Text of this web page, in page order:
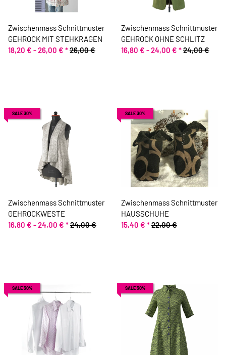
Zwischenmass Schnittmuster
GEHROCK MIT STEHKRAGEN
18,20 € -26,00 € *26,00 €
Zwischenmass Schnittmuster
GEHROCK OHNE SCHLITZ
16,80 € -24,00 € *24,00 €
SALE 30%
Zwischenmass Schnittmuster
GEHROCKWESTE
16,80 € -24,00 € *24,00 €
SALE 30%
Zwischenmass Schnittmuster
HAUSSCHUHE
15,40 € *22,00 €
SALE 30% SALE 30%